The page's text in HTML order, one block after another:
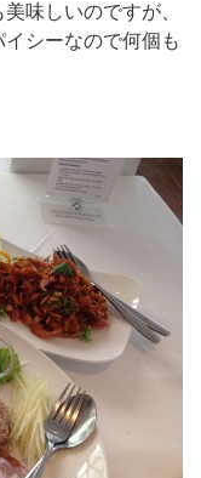
味しいのですが、
シーなので何個も